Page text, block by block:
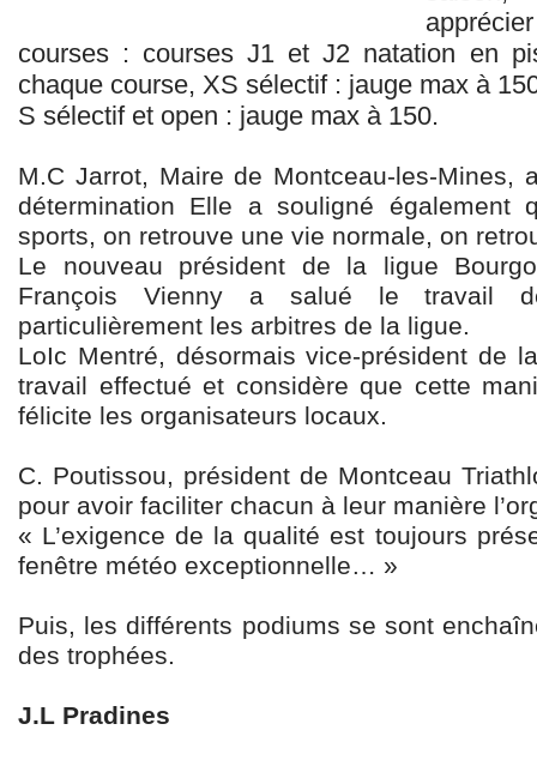
courses : courses J1 et J2 natation en
chaque course, XS sélectif : jauge max à
S sélectif et open : jauge max à 150.
M.C Jarrot, Maire de Montceau-les-Mines,
détermination Elle a souligné
sports, on retrouve une vie normale, on
Le nouveau président de la ligue
François Vienny a salué le travail
particulièrement les arbitres de la ligue.
LoIc Mentré, désormais vice-président de
travail effectué et considère que cette
félicite les organisateurs locaux.
C. Poutissou, président de Montceau
pour avoir faciliter chacun à leur manière
« L’exigence de la qualité est toujours
fenêtre météo exceptionnelle… »
Puis, les différents podiums se sont
des trophées.
J.L Pradines